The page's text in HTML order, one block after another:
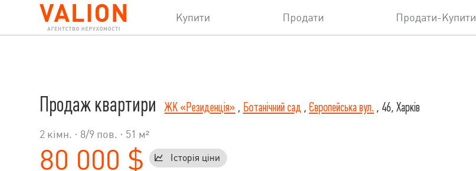
Купити Продати Продати-Купити
Продаж квартири ЖК «Резиденція» , Ботанічний сад , Європейська вул. , 46, Харків
2 кімн. · 8/9 пов. · 51 м²
80 000 $ Історія ціни